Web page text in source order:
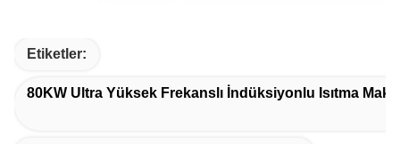
Etiketler:
80KW Ultra Yüksek Frekanslı İndüksiyonlu Isıtma